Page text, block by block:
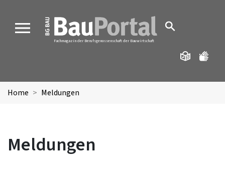
MENU
Fachmagazin der Berufsgenossenschaft der Bauwirtschaft
Home Meldungen
Meldungen